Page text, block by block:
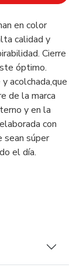
en color
calidad y
Cierre
óptimo.
acolchada,que
de la marca
y en la
con
sean súper
el día.